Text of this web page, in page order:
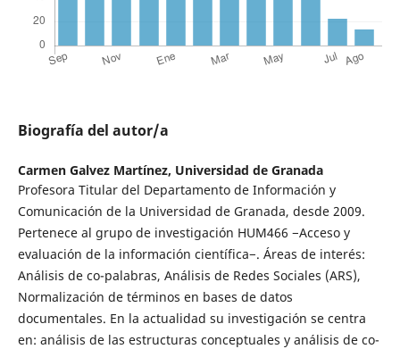
Biografía del autor/a
Carmen Galvez Martínez, Universidad de Granada
Profesora Titular del Departamento de Información y
Comunicación de la Universidad de Granada, desde 2009.
Pertenece al grupo de investigación HUM466 −Acceso y
evaluación de la información científica−. Áreas de interés:
Análisis de co-palabras, Análisis de Redes Sociales (ARS),
Normalización de términos en bases de datos
documentales. En la actualidad su investigación se centra
en: análisis de las estructuras conceptuales y análisis de co-